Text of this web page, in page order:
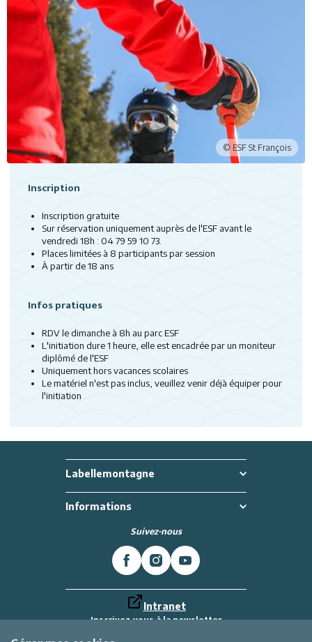
Inscription
Inscription gratuite
Sur réservation uniquement auprès de l'ESF avant le
vendredi 18h : 04 79 59 10 73.
Places limitées à 8 participants par session
À partir de 18 ans
Infos pratiques
RDV le dimanche à 8h au parc ESF
L'initiation dure 1 heure, elle est encadrée par un moniteur
diplômé de l'ESF
Uniquement hors vacances scolaires
Le matériel n'est pas inclus, veuillez venir déjà équiper pour
l'initiation
Labellemontagne
Informations
Suivez-nous
Intranet
Inscrivez-vous à la newsletter